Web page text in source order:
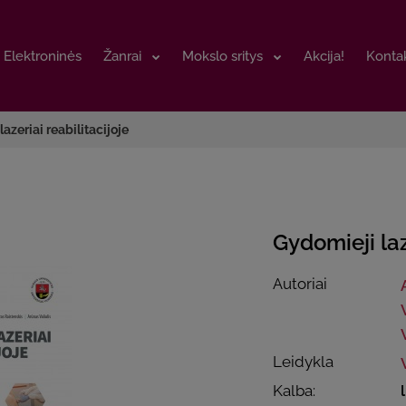
Elektroninės Žanrai Mokslo sritys Akcija!
Elektroninės Žanrai Mokslo sritys Akcija!
reabilitacijoje
Gydomieji
Autoriai
Leidykla
Kalba: